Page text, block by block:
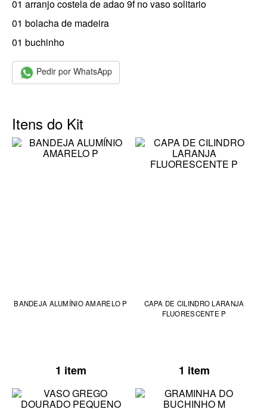
01 arranjo costela de adao 9f no vaso solitario
01 bolacha de madeira
01 buchinho
Pedir por WhatsApp
Itens do Kit
BANDEJA ALUMÍNIO AMARELO P
1 item
CAPA DE CILINDRO LARANJA
FLUORESCENTE P
1 item